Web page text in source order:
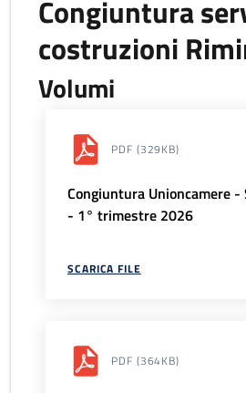
Congiuntura
costruzioni
Volumi
PDF (329KB)
Congiuntura Unioncamere
- 1° trimestre 2026
SCARICA FILE
PDF (364KB)